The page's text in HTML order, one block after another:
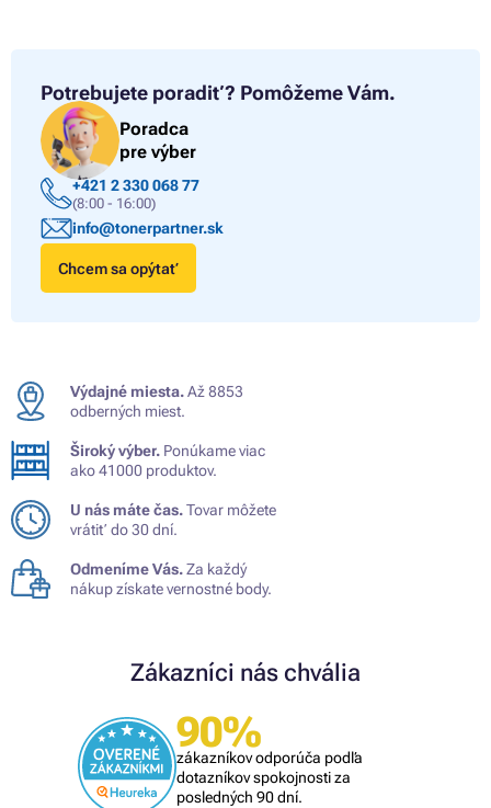
Potrebujete poradiť? Pomôžeme Vám.
Poradca
pre výber
+421 2 330 068 77
(8:00 - 16:00)
info@tonerpartner.sk
Chcem sa opýtať
Výdajné miesta.Až 8853
odberných miest.
Široký výber. Ponúkame viac
ako 41000 produktov.
U nás máte čas.Tovar môžete
vrátiť do 30 dní.
Odmeníme Vás.Za každý
nákup získate vernostné body.
Zákazníci nás chvália
90%
zákazníkov odporúča podľa
dotazníkov spokojnosti za
posledných 90 dní.